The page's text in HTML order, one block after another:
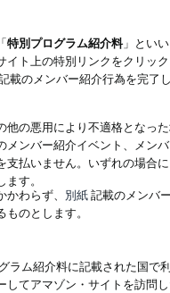
特別プログラム紹介料」とい
ト上の特別リンクをクリッ
載のメンバー紹介行為を完了
他の悪用により不適格となっ
メンバー紹介イベント、メン
払いません。いずれの場合
す。
かわらず、 別紙記載のメンバ
のとします。
ラム紹介料に記載された国で
てアマゾン・サイトを訪問